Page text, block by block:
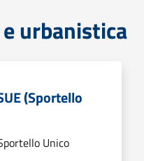
urbanistica
(Sportello
Unico